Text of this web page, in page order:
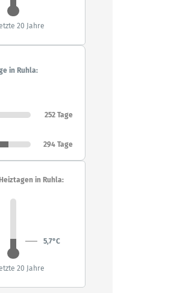
20 Jahre
in Ruhla:
252 Tage
294 Tage
in Ruhla:
5,7°C
20 Jahre